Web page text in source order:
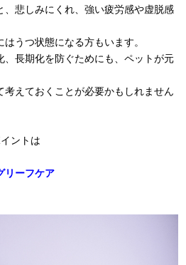
、悲しみにくれ、強い疲労感や虚脱感
うつ状態になる方もいます。
、長期化を防ぐためにも、ペットが元
考えておくことが必要かもしれません
ントは
リーフケア